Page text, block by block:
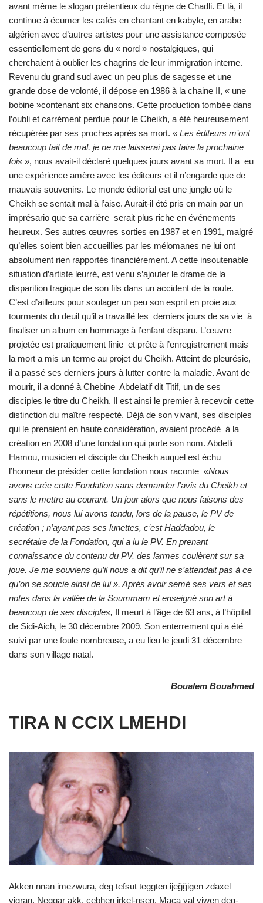
avant même le slogan prétentieux du règne de Chadli. Et là, il
continue à écumer les cafés en chantant en kabyle, en arabe
algérien avec d’autres artistes pour une assistance composée
essentiellement de gens du « nord » nostalgiques, qui
cherchaient à oublier les chagrins de leur immigration interne.
Revenu du grand sud avec un peu plus de sagesse et une
grande dose de volonté, il dépose en 1986 à la chaine II, « une
bobine »contenant six chansons. Cette production tombée dans
l’oubli et carrément perdue pour le Cheikh, a été heureusement
récupérée par ses proches après sa mort. « Les éditeurs m’ont
beaucoup fait de mal, je ne me laisserai pas faire la prochaine
fois », nous avait-il déclaré quelques jours avant sa mort. Il a eu
une expérience amère avec les éditeurs et il n’engarde que de
mauvais souvenirs. Le monde éditorial est une jungle où le
Cheikh se sentait mal à l’aise. Aurait-il été pris en main par un
imprésario que sa carrière serait plus riche en événements
heureux. Ses autres œuvres sorties en 1987 et en 1991, malgré
qu’elles soient bien accueillies par les mélomanes ne lui ont
absolument rien rapportés financièrement. A cette insoutenable
situation d’artiste leurré, est venu s’ajouter le drame de la
disparition tragique de son fils dans un accident de la route.
C’est d’ailleurs pour soulager un peu son esprit en proie aux
tourments du deuil qu’il a travaillé les derniers jours de sa vie à
finaliser un album en hommage à l’enfant disparu. L’œuvre
projetée est pratiquement finie et prête à l’enregistrement mais
la mort a mis un terme au projet du Cheikh. Atteint de pleurésie,
il a passé ses derniers jours à lutter contre la maladie. Avant de
mourir, il a donné à Chebine Abdelatif dit Titif, un de ses
disciples le titre du Cheikh. Il est ainsi le premier à recevoir cette
distinction du maître respecté. Déjà de son vivant, ses disciples
qui le prenaient en haute considération, avaient procédé à la
création en 2008 d’une fondation qui porte son nom. Abdelli
Hamou, musicien et disciple du Cheikh auquel est échu
l’honneur de présider cette fondation nous raconte «Nous
avons crée cette Fondation sans demander l’avis du Cheikh et
sans le mettre au courant. Un jour alors que nous faisons des
répétitions, nous lui avons tendu, lors de la pause, le PV de
création ; n’ayant pas ses lunettes, c’est Haddadou, le
secrétaire de la Fondation, qui a lu le PV. En prenant
connaissance du contenu du PV, des larmes coulèrent sur sa
joue. Je me souviens qu’il nous a dit qu’il ne s’attendait pas à ce
qu’on se soucie ainsi de lui ». Après avoir semé ses vers et ses
notes dans la vallée de la Soummam et enseigné son art à
beaucoup de ses disciples, Il meurt à l’âge de 63 ans, à l’hôpital
de Sidi-Aich, le 30 décembre 2009. Son enterrement qui a été
suivi par une foule nombreuse, a eu lieu le jeudi 31 décembre
dans son village natal.
Boualem Bouahmed
TIRA N CCIX LMEHDI
Akken nnan imezwura, deg tefsut teggten ijeǧǧigen zdaxel
yigran. Neqqar akk, cebḥen irkel-nsen. Maca yal yiwen deg-